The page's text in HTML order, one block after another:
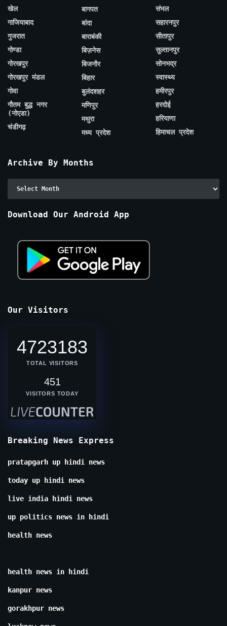
खेल
गाजियाबाद
गुजरात
गोण्डा
गोरखपुर
गोरखपुर मंडल
गोवा
गौतम बुद्ध नगर
(नोएडा)
चंडीगढ़
बागपत
बांदा
बाराबंकी
बिज़नेस
बिजनौर
बिहार
बुलंदशहर
मणिपुर
मथुरा
मध्य प्रदेश
संभल
सहारनपुर
सीतापुर
सुल्तानपुर
सोनभद्र
स्वास्थ्य
हमीरपुर
हरदोई
हरियाणा
हिमाचल प्रदेश
Archive By Months
Download Our Android App
Our Visitors
4723183
TOTAL VISITORS
451
VISITORS TODAY
Breaking News Express
pratapgarh up hindi news
today up hindi news
live india hindi news
up politics news in hindi
health news
health news in hindi
kanpur news
gorakhpur news